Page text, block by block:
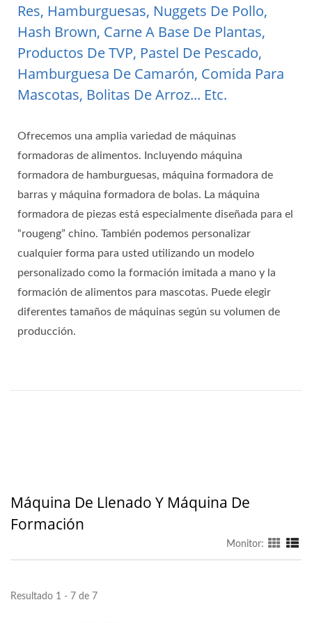
Res, Hamburguesas, Nuggets De Pollo,
Hash Brown, Carne A Base De Plantas,
Productos De TVP, Pastel De Pescado,
Hamburguesa De Camarón, Comida Para
Mascotas, Bolitas De Arroz... Etc.
Ofrecemos una amplia variedad de máquinas
formadoras de alimentos. Incluyendo máquina
formadora de hamburguesas, máquina formadora de
barras y máquina formadora de bolas. La máquina
formadora de piezas está especialmente diseñada para el
“rougeng” chino. También podemos personalizar
cualquier forma para usted utilizando un modelo
personalizado como la formación imitada a mano y la
formación de alimentos para mascotas. Puede elegir
diferentes tamaños de máquinas según su volumen de
producción.
Máquina De Llenado Y Máquina De
Formación
Monitor:
Resultado 1 - 7 de 7